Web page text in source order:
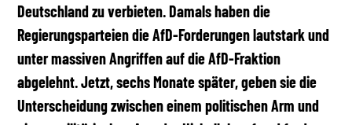
Deutschland zu verbieten. Damals haben die
Regierungsparteien die AfD-Forderungen lautstark und
unter massiven Angriffen auf die AfD-Fraktion
abgelehnt. Jetzt, sechs Monate später, geben sie die
Unterscheidung zwischen einem politischen Arm und